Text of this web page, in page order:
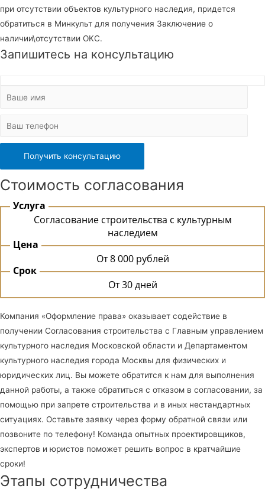
при отсутствии объектов культурного наследия, придется
обратиться в Минкульт для получения Заключение о
наличии\отсутствии ОКС.
Запишитесь на консультацию
Стоимость согласования
Услуга
Согласование строительства с культурным
наследием
Цена
От 8 000 рублей
Срок
От 30 дней
Компания «Оформление права» оказывает содействие в
получении Согласования строительства с Главным управлением
культурного наследия Московской области и Департаментом
культурного наследия города Москвы для физических и
юридических лиц. Вы можете обратится к нам для выполнения
данной работы, а также обратиться с отказом в согласовании, за
помощью при запрете строительства и в иных нестандартных
ситуациях. Оставьте заявку через форму обратной связи или
позвоните по телефону! Команда опытных проектировщиков,
экспертов и юристов поможет решить вопрос в кратчайшие
сроки!
Этапы сотрудничества